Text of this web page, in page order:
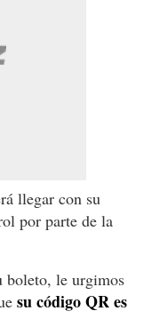
llegar con su
por parte de la
boleto, le urgimos
su código QR es